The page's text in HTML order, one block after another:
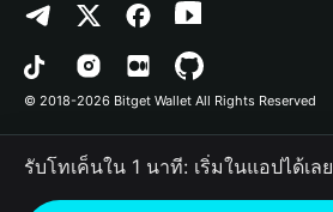
ทรัพยากรข้อมูลของแบรนด์
อาชีพ
Prediction Markets
DApp
RWA
การตรวจจับสัญญา
การโอนเป็นชุด
Avalanche
Bitcoin
Polygon
นโยบายความเป็นส่วนตัว
ข้อตกลงในการใช้บริการ
© 2018-2026 Bitget Wallet All Rights Reserved
รับโทเค็นใน 1 นาที: เริ่มในแอปได้เลย